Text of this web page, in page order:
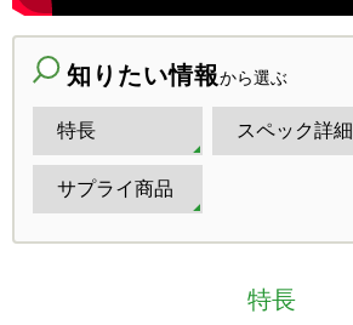
知りたい情報から選ぶ
特長 スペック詳細
サプライ商品
特長